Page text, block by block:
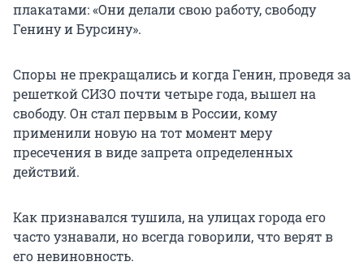
плакатами: «Они делали свою работу, свободу
Генину и Бурсину».
Споры не прекращались и когда Генин, проведя за
решеткой СИЗО почти четыре года, вышел на
свободу. Он стал первым в России, кому
применили новую на тот момент меру
пресечения в виде запрета определенных
действий.
Как признавался тушила, на улицах города его
часто узнавали, но всегда говорили, что верят в
его невиновность.